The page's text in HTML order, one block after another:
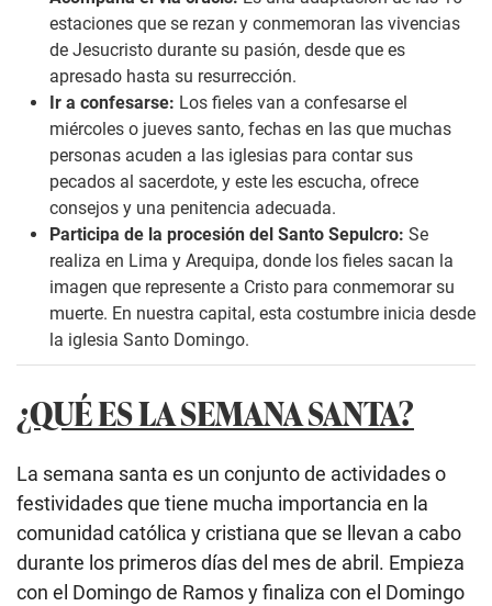
estaciones que se rezan y conmemoran las vivencias
de Jesucristo durante su pasión, desde que es
apresado hasta su resurrección.
Ir a confesarse: Los fieles van a confesarse el
miércoles o jueves santo, fechas en las que muchas
personas acuden a las iglesias para contar sus
pecados al sacerdote, y este les escucha, ofrece
consejos y una penitencia adecuada.
Participa de la procesión del Santo Sepulcro: Se
realiza en Lima y Arequipa, donde los fieles sacan la
imagen que represente a Cristo para conmemorar su
muerte. En nuestra capital, esta costumbre inicia desde
la iglesia Santo Domingo.
¿QUÉ ES LA SEMANA SANTA?
La semana santa es un conjunto de actividades o
festividades que tiene mucha importancia en la
comunidad católica y cristiana que se llevan a cabo
durante los primeros días del mes de abril. Empieza
con el Domingo de Ramos y finaliza con el Domingo